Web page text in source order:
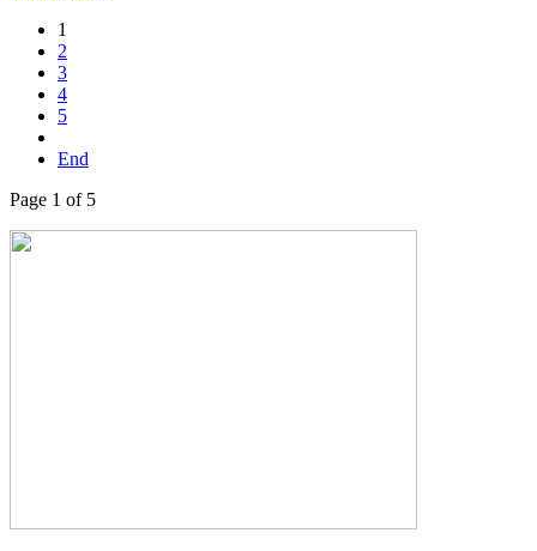
1
2
3
4
5
End
Page 1 of 5